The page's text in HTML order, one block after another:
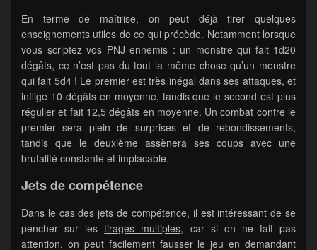
En terme de maîtrise, on peut déjà tirer quelques
enseignements utiles de ce qui précède. Notamment lorsque
vous scriptez vos PNJ ennemis : un monstre qui fait 1d20
dégâts, ce n’est pas du tout la même chose qu’un monstre
qui fait 5d4 ! Le premier est très inégal dans ses attaques, et
inflige 10 dégâts en moyenne, tandis que le second est plus
régulier et fait 12,5 dégâts en moyenne. Un combat contre le
premier sera plein de surprises et de rebondissements,
tandis que le deuxième assènera ses coups avec une
brutalité constante et implacable.
Jets de compétence
Dans le cas des jets de compétence, il est intéressant de se
pencher sur lestirages multiples, car si on ne fait pas
attention, on peut facilement fausser le jeu en demandant